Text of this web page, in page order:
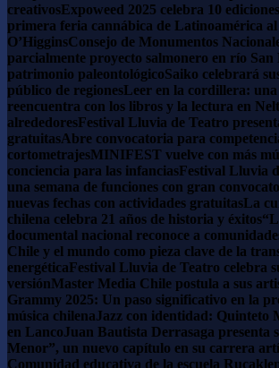
creativosExpoweed 2025 celebra 10
primera feria cannábica de Latinoamérica
O’HigginsConsejo de Monumentos
parcialmente proyecto salmonero en río
patrimonio paleontológicoSaiko celebrará
público de regionesLeer en la cordillera:
reencuentra con los libros y la lectura en
alrededoresFestival Lluvia de Teatro
gratuitasAbre convocatoria para
cortometrajesMINIFEST vuelve con más
conciencia para las infanciasFestival Lluvia
una semana de funciones con gran
nuevas fechas con actividades gratuitasLa
chilena celebra 21 años de historia y éxitos
documental nacional reconoce a
Chile y el mundo como pieza clave de la
energéticaFestival Lluvia de Teatro celebra
versiónMaster Media Chile postula a sus
Grammy 2025: Un paso significativo en la
música chilenaJazz con identidad: Quinteto
en LancoJuan Bautista Derrasaga presenta
Menor”, ​​un nuevo capítulo en su carrera
Comunidad educativa de la escuela